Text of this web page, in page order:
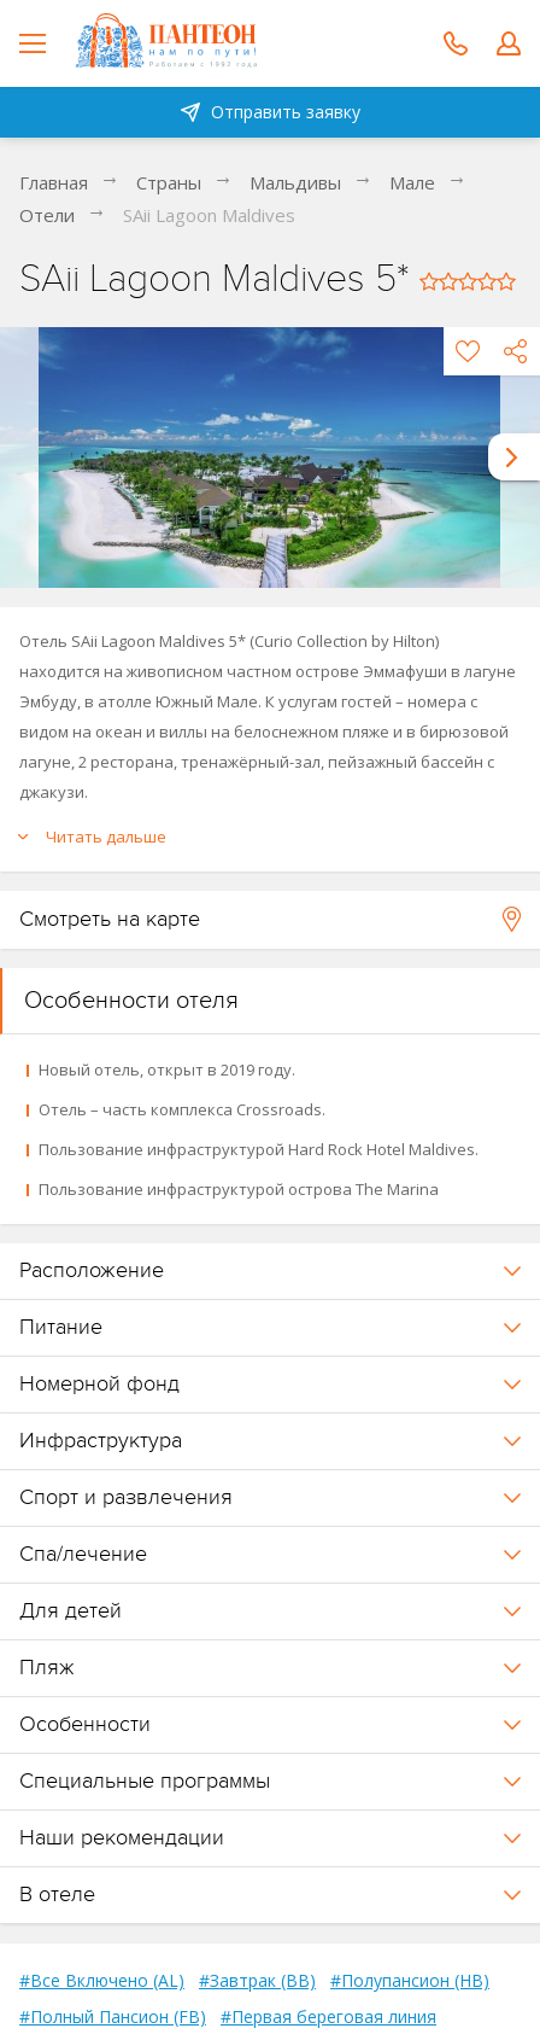
Отправить заявку
Главная Страны Мальдивы
Мале
Отели
SAii Lagoon Maldives
SAii Lagoon Maldives 5*
Отель SAii Lagoon Maldives 5* (Curio Collection by Hilton)
находится на живописном частном острове Эммафуши в лагуне
Эмбуду, в атолле Южный Мале. К услугам гостей – номера с
видом на океан и виллы на белоснежном пляже и в бирюзовой
лагуне, 2 ресторана, тренажёрный-зал, пейзажный бассейн с
джакузи.
Отель открылся в 2019 году.
на данный момент состоящего из 3 островов: двух курортов и
рекреационного островаThe Marina Crossroads.
Гости отеля могут пользоваться инфраструкторой отеля
Rock Maldivesна соседнем острове (можно дойти пешком по
мостику).
Карта отеля.
Сообщение от 01.04.2026:летняя программа SaiiKids Summer
Campс новыми активностями для детей, доступная бесплатно
при проживании от 3 ночей в период с 01.07 по 15.09.2026. Юных
командные игры и активный отдых под тропическим солнцем.
три направления с недельным расписанием. По завершении
программы дети получают памятный сертификат.
Важно:по прибытии гости отеля должны внести депозит для
гарантии оплаты доп.услуг. Сумма зависит от плана питания и
BB –200$ номер/ночь (до 5 ночей);
HB, FB, ALL – 100$ номер/ночь (до 5 ночей).
При размещении от 7 ночей сумма будет равна 5-дневному
депозиту, при превышении этого бюджета команда отеля
сообщит о необходимости пополнения.
Остров развлеченийThe Marina@Crossroads.
Читать дальше
Смотреть на карте
Особенности отеля
Новый отель, открыт в 2019 году.
Отель – часть комплекса Crossroads.
Пользование инфраструктурой Hard Rock Hotel Maldives.
Пользование инфраструктурой острова The Marina
Расположение
Питание
Номерной фонд
Инфраструктура
Спорт и развлечения
Спа/лечение
Для детей
Пляж
Особенности
Специальные программы
Наши рекомендации
В отеле
#Все Включено (AL) #Завтрак (BB)
#Полупансион (HB)
#Полный Пансион (FB)
#Первая береговая линия